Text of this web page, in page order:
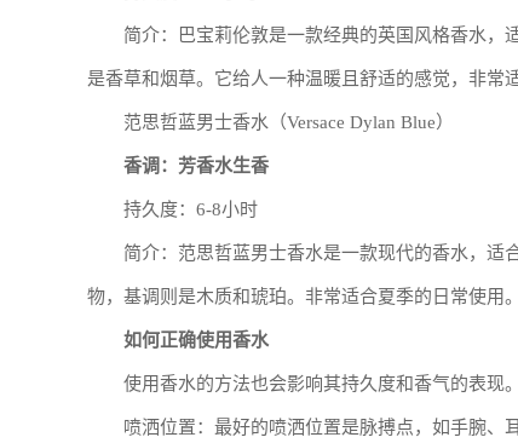
简介：巴宝莉伦敦是一款经典的英国风格香水，
是香草和烟草。它给人一种温暖且舒适的感觉，非常
范思哲蓝男士香水（Versace Dylan Blue）
香调：芳香水生香
持久度：6-8小时
简介：范思哲蓝男士香水是一款现代的香水，适
物，基调则是木质和琥珀。非常适合夏季的日常使用。
如何正确使用香水
使用香水的方法也会影响其持久度和香气的表现
喷洒位置：最好的喷洒位置是脉搏点，如手腕、